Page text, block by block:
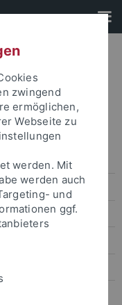
zwingend
ermöglichen,
Webseite zu
werden. Mit
werden auch
und
ggf.